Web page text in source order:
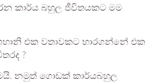
කාර්ය බහුල ජීවිතයකට මම
එක වතාවකට භාරගන්නේ එක
?
නමුත් ගොඩක් කාර්යබහුල